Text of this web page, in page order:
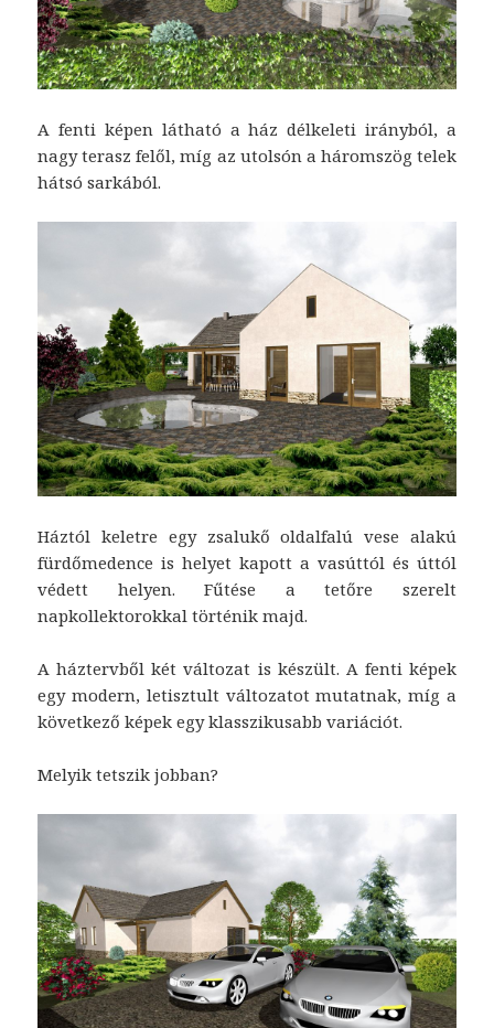
A fenti képen látható a ház délkeleti irányból, a
nagy terasz felől, míg az utolsón a háromszög telek
hátsó sarkából.
Háztól keletre egy zsalukő oldalfalú vese alakú
fürdőmedence is helyet kapott a vasúttól és úttól
védett helyen. Fűtése a tetőre szerelt
napkollektorokkal történik majd.
A háztervből két változat is készült. A fenti képek
egy modern, letisztult változatot mutatnak, míg a
következő képek egy klasszikusabb variációt.
Melyik tetszik jobban?